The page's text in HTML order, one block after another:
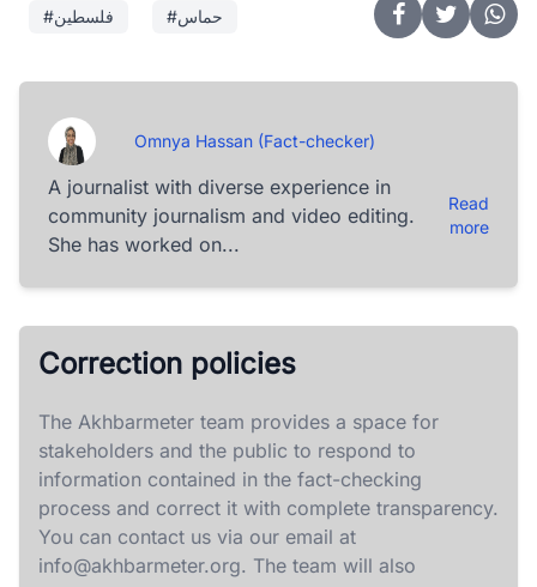
#فلسطين #حماس
Omnya Hassan (Fact-checker)
A journalist with diverse experience in
community journalism and video editing.
She has worked on...
Read
more
Correction policies
The Akhbarmeter team provides a space for
stakeholders and the public to respond to
information contained in the fact-checking
process and correct it with complete transparency.
You can contact us via our email at
info@akhbarmeter.org. The team will also